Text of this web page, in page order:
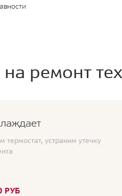
ремонт
термостат, устраним утечку
РУБ